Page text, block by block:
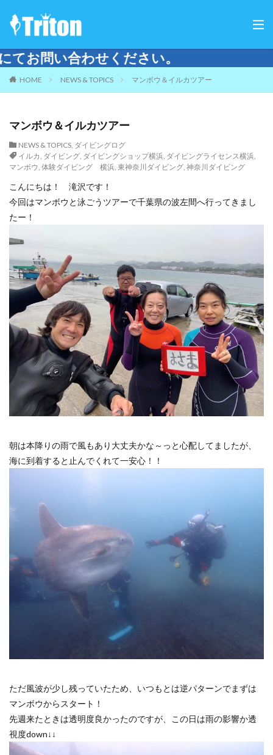
HOME NEWS & TOPICS マンボウ＆イルカツアー
マンボウ＆イルカツアー
NEWS & TOPICS, ダイビングログ
イルカ, ダイビング, ダイビングショップ横浜, ダイビングライセンス横浜,
マンボウ, 体験ダイビング 横浜, 東神奈川ダイビング, 神奈川ダイビング
こんにちは！ 滝沢です！
今回はマンボウと泳ごうツアーで千葉県の波左間へ行ってきまし
たー！
朝は本降りの雨で風もあり大丈夫かな～っと心配してましたが、
海に到着すると止んでくれて一安心！！
ただ風波が少し残っていたため、いつもとは逆パターンでまずは
マンボウからスタート！
先週来たときは透明度良かったのですが、この日は雨の影響か透
視度down↓↓